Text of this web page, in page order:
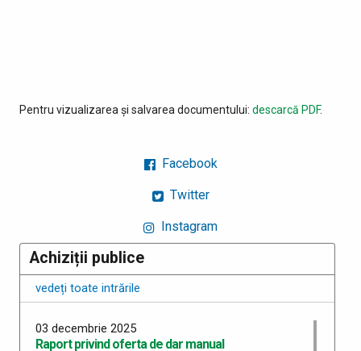
Pentru vizualizarea și salvarea documentului: descarcă PDF.
Facebook
Twitter
Instagram
Achiziții publice
vedeți toate intrările
03 decembrie 2025
Raport privind oferta de dar manual